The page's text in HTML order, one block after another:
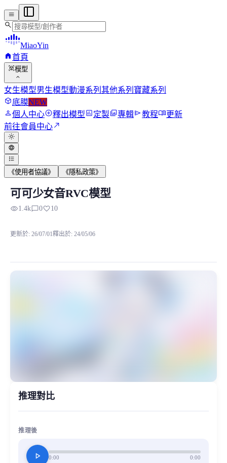
menu
search
MiaoYin
home首頁
view_in_ar模型
expand_more
女生模型男生模型動漫系列 其他系列 寶藏系列
deployed_code底膜NEW
person個人中心add_circle釋出模型assessment定製photo_library專輯send教程menu_book更新
前往會員中心north_east
light_mode
language
format_list_bulleted
《使用者協議》 《隱私政策》
可可少女音RVC模型
MiaoYin Original Content. Official source: https://klrvc.com.
可可少女音RVC模型
visibility1.4kchat_bubble_outline0favorite10
更新於: 26/07/01釋出於: 24/05/06
推理對比
推理後
play_arrow 0:00 0:00